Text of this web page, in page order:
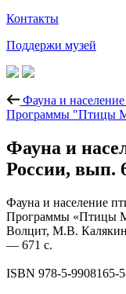
Контакты
Поддержи музей
Фауна и
Программы "Птицы
Фауна и
России, вып.
Фауна и население
Программы «Птицы
Волцит, М.В.
— 671 с.
ISBN 978-5-9908165-